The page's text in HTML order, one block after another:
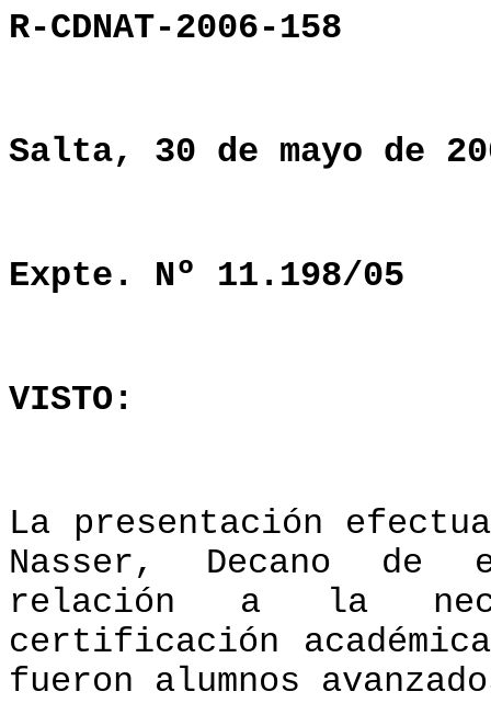
R-CDNAT-2006-158
Salta, 30 de mayo de
Expte. Nº 11.198/05
VISTO:
La presentación
Nasser, Decano de
relación a la
certificación
fueron alumnos